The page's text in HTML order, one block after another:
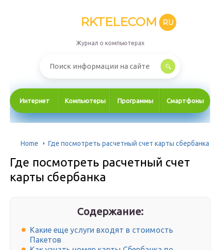
RKTELECOM RU
Журнал о компьютерах
Интернет Компьютеры Программы Смартфоны
Home Где посмотреть расчетный счет карты сбербанка
Где посмотреть расчетный счет
карты сбербанка
Содержание:
Какие еще услуги входят в стоимость
Пакетов